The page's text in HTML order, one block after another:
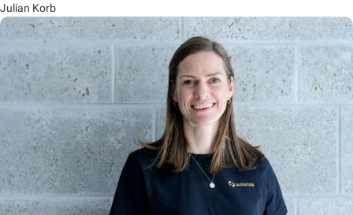
Julian Korb